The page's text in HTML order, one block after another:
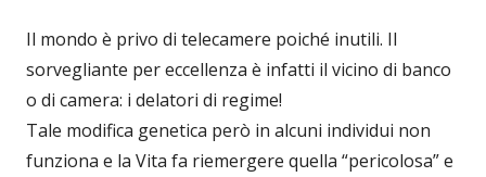
Il mondo è privo di telecamere poiché inutili. Il
sorvegliante per eccellenza è infatti il vicino di banco
o di camera: i delatori di regime!
Tale modifica genetica però in alcuni individui non
funziona e la Vita fa riemergere quella “pericolosa” e